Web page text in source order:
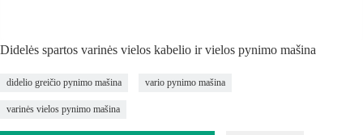
Didelės spartos varinės vielos kabelio ir vielos pynimo mašina
didelio greičio pynimo mašina vario pynimo mašina
varinės vielos pynimo mašina